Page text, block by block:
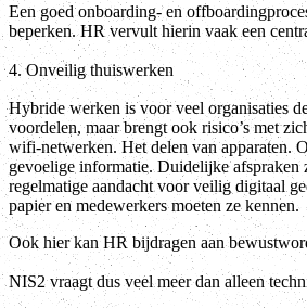
Een goed onboarding- en
beperken. HR vervult hierin vaak een
4. Onveilig thuiswerken
Hybride werken is voor veel organisaties
voordelen, maar brengt ook risico’s met
wifi-netwerken. Het delen van apparaten.
gevoelige informatie. Duidelijke
regelmatige aandacht voor veilig digitaal
papier en medewerkers moeten ze kennen.
Ook hier kan HR bijdragen aan
NIS2 vraagt dus veel meer dan alleen